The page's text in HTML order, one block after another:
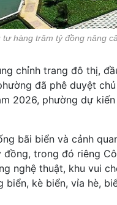
tư hàng trăm tỷ đồng nâng
chỉnh trang đô thị,
đã phê duyệt
2026, phường dự
bãi biển và cảnh
trong đó riêng
nghệ thuật, khu vui
biển, kè biển, vỉa hè,